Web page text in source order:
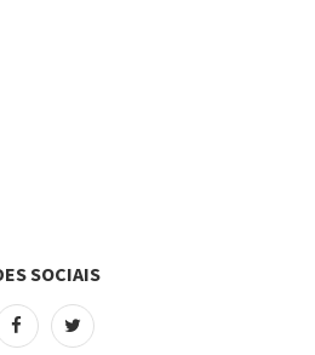
SOCIAIS